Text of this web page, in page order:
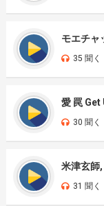
35 聞く
愛 罠 Get
30 聞く
米津玄師
31 聞く